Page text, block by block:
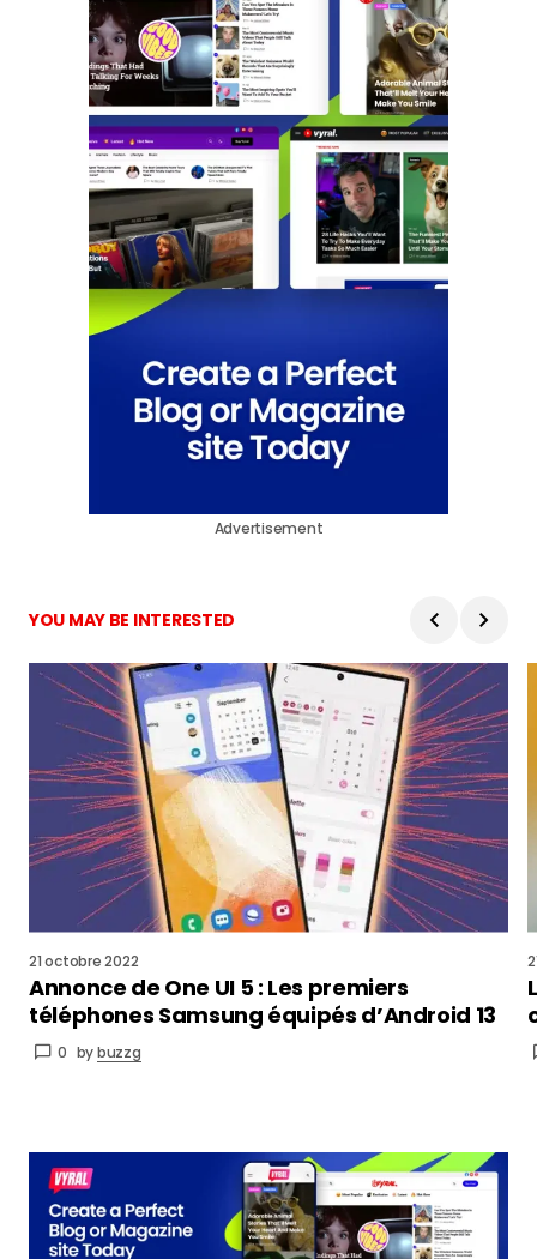
Advertisement
YOU MAY BE INTERESTED
21 octobre 2022
Annonce de One UI 5 : Les premiers
téléphones Samsung équipés d’Android 13
0 bybuzzg